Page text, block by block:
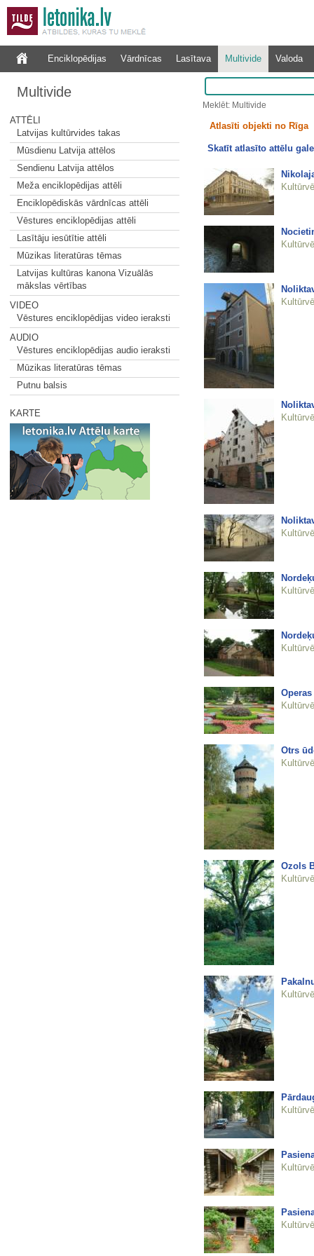
Enciklopēdijas Vārdnīcas Lasītava Multivide Valoda
Multivide
ATTĒLI
Latvijas kultūrvides takas
Mūsdienu Latvija attēlos
Sendienu Latvija attēlos
Meža enciklopēdijas attēli
Enciklopēdiskās vārdnīcas attēli
Vēstures enciklopēdijas attēli
Lasītāju iesūtītie attēli
Mūzikas literatūras tēmas
Latvijas kultūras kanona Vizuālās
mākslas vērtības
VIDEO
Vēstures enciklopēdijas video ieraksti
AUDIO
Vēstures enciklopēdijas audio ieraksti
Mūzikas literatūras tēmas
Putnu balsis
KARTE
Meklēt: Multivide
Atlasīti objekti no Rīga
Skatīt atlasīto attēlu
Otrs
Ozols